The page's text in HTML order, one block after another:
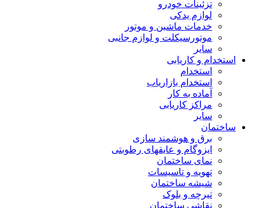
تزئینات خودرو
لوازم یدکی
خدمات ماشین و موتور
موتورسیکلت و لوازم جانبی
سایر
استخدام و کاریابی
استخدام
استخدام بازاریاب
آماده به کار
مراکز کاریابی
سایر
ساختمان
برق و هوشمند سازی
ایزوگام و عایقهای رطوبتی
نمای ساختمان
تهویه و تاسیسات
شیشه ساختمان
تیرچه و بلوک
نقاشی ساختمان